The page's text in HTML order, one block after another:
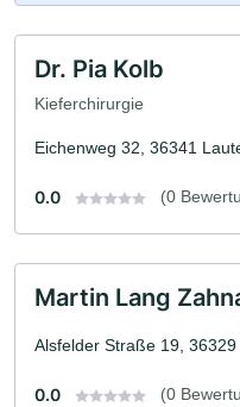
Dr. Pia Kolb
Kieferchirurgie
Eichenweg 32, 36341
0.0 (0
Martin Lang
Alsfelder Straße 19, 36329
0.0 (0